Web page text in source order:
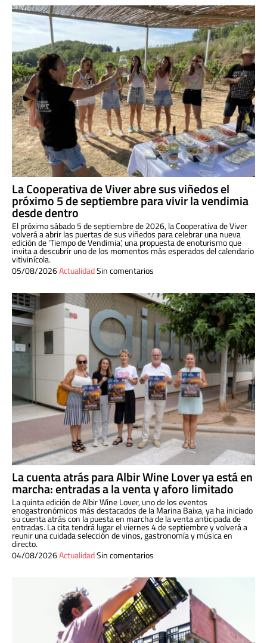
La Cooperativa de Viver abre sus viñedos el
próximo 5 de septiembre para vivir la vendimia
desde dentro
El próximo sábado 5 de septiembre de 2026, la Cooperativa de Viver
volverá a abrir las puertas de sus viñedos para celebrar una nueva
edición de ‘Tiempo de Vendimia’, una propuesta de enoturismo que
invita a descubrir uno de los momentos más esperados del calendario
vitivinícola.
05/08/2026ActualidadSin comentarios
La cuenta atrás para Albir Wine Lover ya está en
marcha: entradas a la venta y aforo limitado
La quinta edición de Albir Wine Lover, uno de los eventos
enogastronómicos más destacados de la Marina Baixa, ya ha iniciado
su cuenta atrás con la puesta en marcha de la venta anticipada de
entradas. La cita tendrá lugar el viernes 4 de septiembre y volverá a
reunir una cuidada selección de vinos, gastronomía y música en
directo.
04/08/2026ActualidadSin comentarios